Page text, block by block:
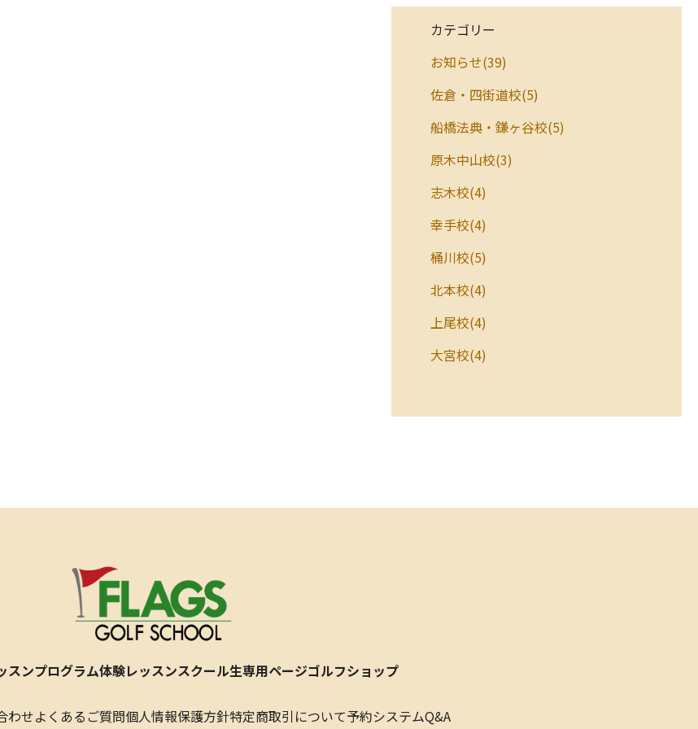
カテゴリー
お知らせ(39)
佐倉・四街道校(5)
船橋法典・鎌ヶ谷校(5)
原木中山校(3)
志木校(4)
幸手校(4)
桶川校(5)
北本校(4)
上尾校(4)
大宮校(4)
スンプログラム体験レッスンスクール生専用ページゴルフショップ
わせよくあるご質問個人情報保護方針特定商取引について予約システムQ&A